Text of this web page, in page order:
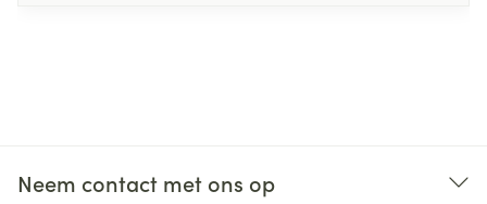
Neem contact met ons op